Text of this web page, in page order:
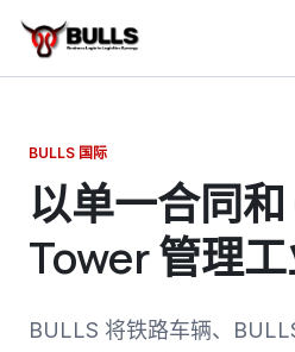
跳转到主要内容
BULLS 国际
以单一合同
Tower 管理
BULLS 将铁路车辆、